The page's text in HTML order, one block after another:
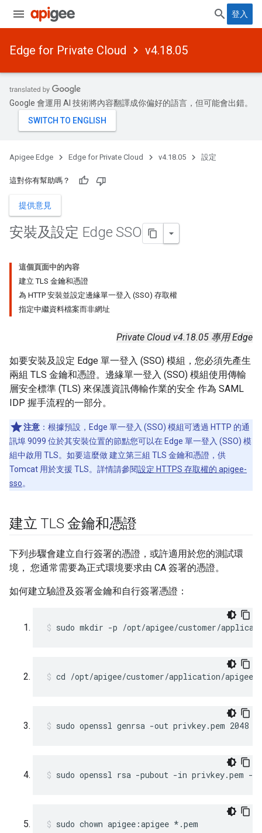
登入
Edge for Private Cloud v4.18.05
Google 會運用 AI 技術將內容翻譯成你偏好的語言，但可能會出錯。
Apigee Edge Edge for Private Cloud v4.18.05 設定
這對你有幫助嗎？
提供意見
安裝及設定 Edge SSO
這個頁面中的內容
建立 TLS 金鑰和憑證
為 HTTP 安裝並設定邊緣單一登入 (SSO) 存取權
指定中繼資料檔案而非網址
Private Cloud v4.18.05 專用 Edge
如要安裝及設定 Edge 單一登入 (SSO) 模組，您必須先產生
兩組 TLS 金鑰和憑證。邊緣單一登入 (SSO) 模組使用傳輸
層安全標準 (TLS) 來保護資訊傳輸作業的安全 作為 SAML
IDP 握手流程的一部分。
注意 ：根據預設，Edge 單一登入 (SSO) 模組可透過 HTTP 的通
訊埠 9099 位於其安裝位置的節點您可以在 Edge 單一登入 (SSO) 模
組中啟用 TLS。如要這麼做 建立第三組 TLS 金鑰和憑證，供
Tomcat 用於支援 TLS。詳情請參閱設定 HTTPS 存取權的 apigee-
sso。
建立 TLS 金鑰和憑證
下列步驟會建立自行簽署的憑證，或許適用於您的測試環
境， 您通常需要為正式環境要求由 CA 簽署的憑證。
如何建立驗證及簽署金鑰和自行簽署憑證：
sudo mkdir -p /opt/apigee/customer/
cd /opt/apigee/customer/application/
sudo openssl genrsa -out privkey.pem 2048
sudo openssl rsa -pubout -in privkey.pem -
sudo chown apigee:apigee *.pem